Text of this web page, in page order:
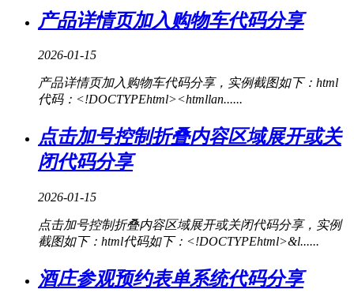
产品详情页加入购物车代码分享
2026-01-15
产品详情页加入购物车代码分享，实例截图如下：html
代码：<!DOCTYPEhtml><htmllan......
点击加号控制折叠内容区域展开或关
闭代码分享
2026-01-15
点击加号控制折叠内容区域展开或关闭代码分享，实例
截图如下：html代码如下：<!DOCTYPEhtml>&l......
酒庄参观预约表单系统代码分享